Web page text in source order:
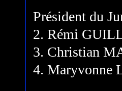
Président du
2. Rémi
3. Christian
4. Maryvonne